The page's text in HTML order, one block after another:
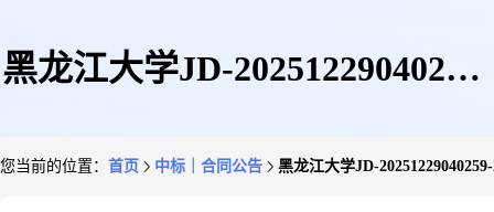
黑龙江大学JD-20251229040259-
您当前的位置： 首页 中标｜合同公告 黑龙江大学JD-